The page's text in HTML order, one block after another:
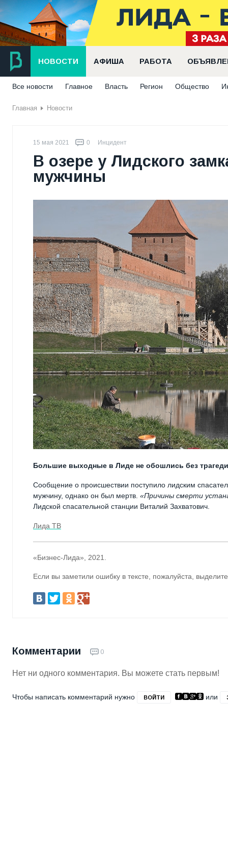
НОВОСТИ АФИША РАБОТА
Все новости Главное Власть Регион Общество
Главная Новости
15 мая 2021 0 Инцидент
В озере у Лидского
мужчины
Большие выходные в Лиде не обошлись без
Сообщение о происшествии поступило лидским
мужчину, однако он был мертв. «Причины смерти
Лидской спасательной станции Виталий Захватович.
Лида ТВ
«Бизнес-Лида», 2021.
Если вы заметили ошибку в тексте, пожалуйста,
Комментарии 0
Нет ни одного комментария. Вы можете стать первым!
Чтобы написать комментарий нужно ВОЙТИ или